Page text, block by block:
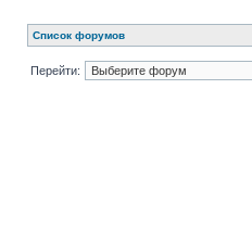
Список форумов
Перейти: